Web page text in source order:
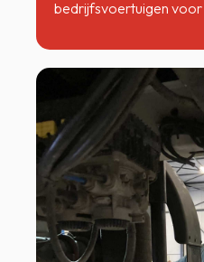
bedrijfsvoertuigen voor